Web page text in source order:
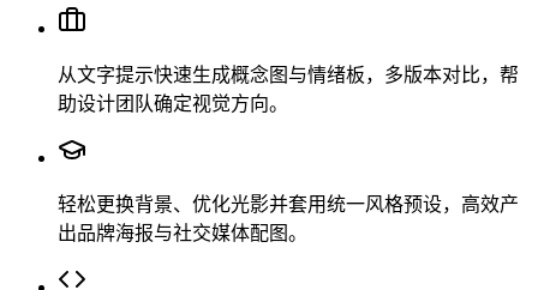
从文字提示快速生成概念图与情绪板，多版本对比，帮
助设计团队确定视觉方向。
轻松更换背景、优化光影并套用统一风格预设，高效产
出品牌海报与社交媒体配图。